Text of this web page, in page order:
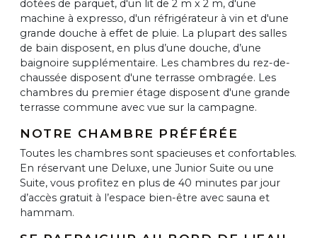
dotées de parquet, d'un lit de 2 m x 2 m, d'une
machine à expresso, d'un réfrigérateur à vin et d'une
grande douche à effet de pluie. La plupart des salles
de bain disposent, en plus d’une douche, d’une
baignoire supplémentaire. Les chambres du rez-de-
chaussée disposent d'une terrasse ombragée. Les
chambres du premier étage disposent d'une grande
terrasse commune avec vue sur la campagne.
NOTRE CHAMBRE PRÉFÉRÉE
Toutes les chambres sont spacieuses et confortables.
En réservant une Deluxe, une Junior Suite ou une
Suite, vous profitez en plus de 40 minutes par jour
d’accès gratuit à l’espace bien-être avec sauna et
hammam.